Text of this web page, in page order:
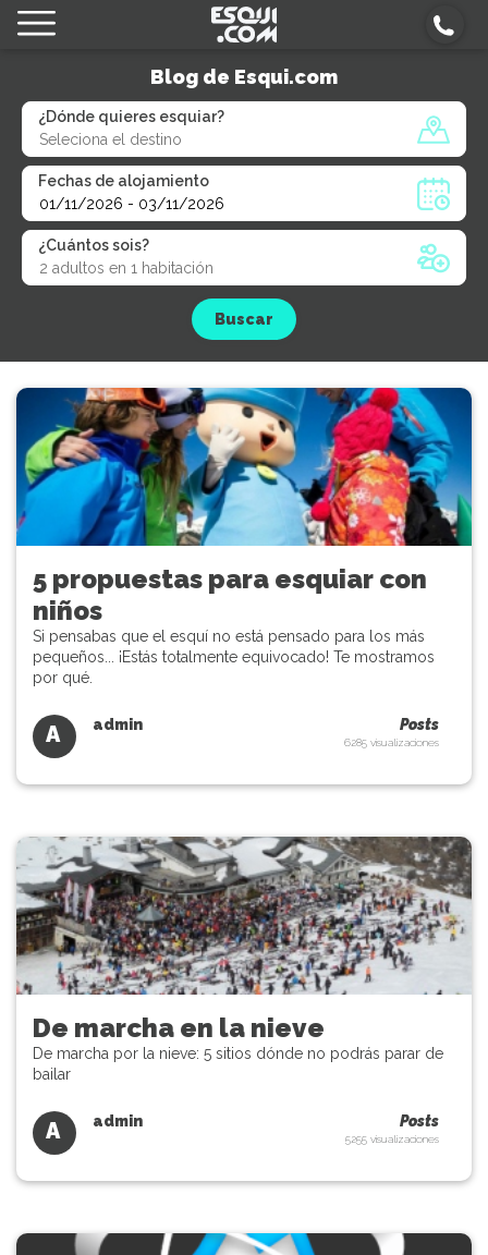
Blog de Esqui.com
¿Dónde quieres esquiar?
Fechas de alojamiento
¿Cuántos sois?
Buscar
5 propuestas para esquiar con
niños
Si pensabas que el esquí no está pensado para los más
pequeños... ¡Estás totalmente equivocado! Te mostramos
por qué.
A admin Posts
6285 visualizaciones
De marcha en la nieve
De marcha por la nieve: 5 sitios dónde no podrás parar de
bailar
A admin Posts
5255 visualizaciones